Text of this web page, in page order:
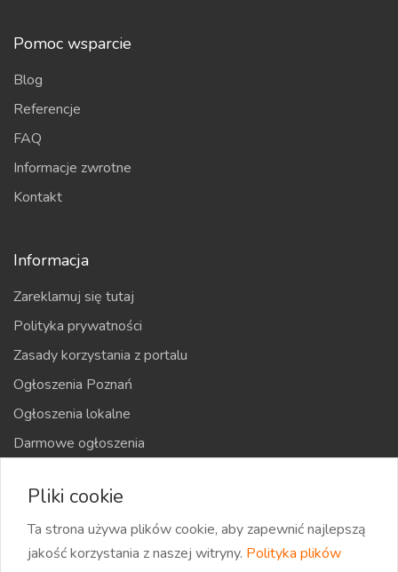
Pomoc wsparcie
Blog
Referencje
FAQ
Informacje zwrotne
Kontakt
Informacja
Zareklamuj się tutaj
Polityka prywatności
Zasady korzystania z portalu
Ogłoszenia Poznań
Ogłoszenia lokalne
Darmowe ogłoszenia
Mapa strony
Pliki cookie
Ta strona używa plików cookie, aby zapewnić najlepszą
jakość korzystania z naszej witryny. Polityka plików